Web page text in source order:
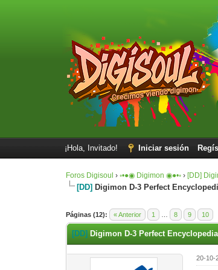
¡Hola, Invitado! Iniciar sesión
Foros Digisoul ›◦•●◉ Digimon ◉●•◦ › [DD]
[DD] Digimon D-3 Perfect
Páginas (12): « Anterior 1 8 9 10
0 voto(s) - 0 Media
1
2
3
4
5
[DD] Digimon D-3 Perfect
20-10-